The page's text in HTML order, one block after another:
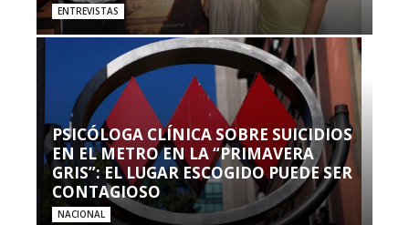
ENTREVISTAS
PSICÓLOGA CLÍNICA SOBRE SUICIDIOS
EN EL METRO EN LA “PRIMAVERA
GRIS”: EL LUGAR ESCOGIDO PUEDE SER
CONTAGIOSO
NACIONAL